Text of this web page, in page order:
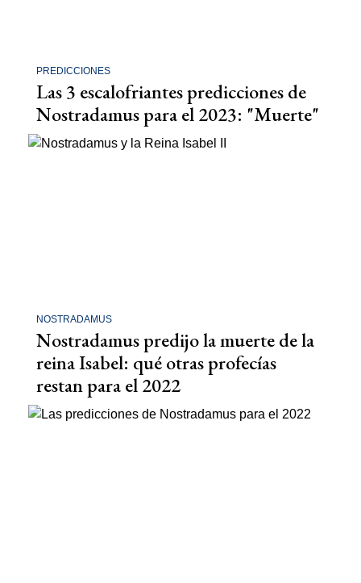
PREDICCIONES
Las 3 escalofriantes predicciones de
Nostradamus para el 2023: "Muerte"
NOSTRADAMUS
Nostradamus predijo la muerte de la
reina Isabel: qué otras profecías
restan para el 2022